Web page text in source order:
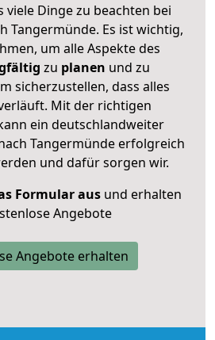
viele Dinge zu beachten bei
Tangermünde. Es ist wichtig,
um alle Aspekte des
zu planen und zu
sicherzustellen, dass alles
Mit der richtigen
ein deutschlandweiter
Tangermünde erfolgreich
und dafür sorgen wir.
Formular ausund erhalten
Angebote
Angebote erhalten